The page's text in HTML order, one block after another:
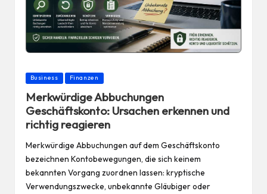
Posted
Business Finanzen
Merkwürdige Abbuchungen
Geschäftskonto: Ursachen erkennen und
richtig reagieren
Merkwürdige Abbuchungen auf dem Geschäftskonto
bezeichnen Kontobewegungen, die sich keinem
bekannten Vorgang zuordnen lassen: kryptische
Verwendungszwecke, unbekannte Gläubiger oder